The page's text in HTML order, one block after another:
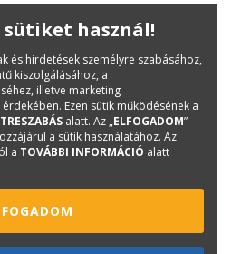
Lechner korában
sütiket használ!
és hirdetések személyre szabásához,
kiszolgálásához, a
illetve marketing
Ezen sütik működésének a
alatt. Az „ELFOGADOM”
a sütik használatához. Az
a TOVÁBBI INFORMÁCIÓ alatt